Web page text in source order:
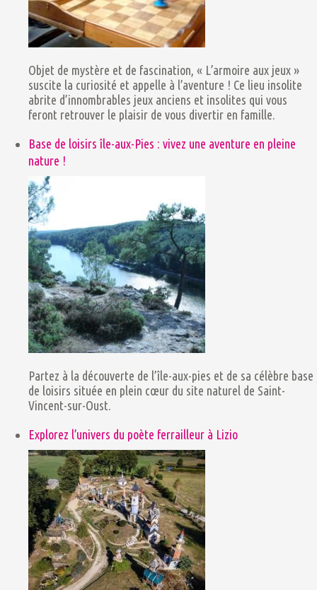
Objet de mystère et de fascination, « L’armoire aux jeux »
suscite la curiosité et appelle à l’aventure ! Ce lieu insolite
abrite d’innombrables jeux anciens et insolites qui vous
feront retrouver le plaisir de vous divertir en famille.
Base de loisirs île-aux-Pies : vivez une aventure en pleine
nature !
Partez à la découverte de l’île-aux-pies et de sa célèbre base
de loisirs située en plein cœur du site naturel de Saint-
Vincent-sur-Oust.
Explorez l’univers du poète ferrailleur à Lizio